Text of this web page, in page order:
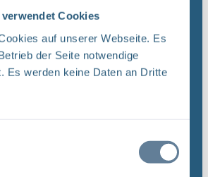
Cookies
auf unserer Webseite. Es
der Seite notwendige
Es werden keine Daten an Dritte
(geoWK)
in Schritt 1 der Phase I zur
angewendet worden
dazu finden Sie in unserer
Da die zu
in Schritt 2 im Allgemeinen